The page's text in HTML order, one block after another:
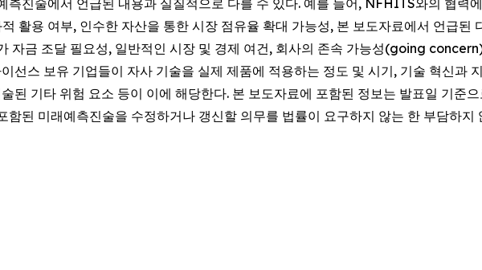
진술에서 언급된 내용과 실질적으로 다를 수 있다. 예를 들어, NFHITS와의 협력
활용 여부, 인수한 자산을 통한 시장 점유율 확대 가능성, 본 보도자료에서 언급된
자금 조달 필요성, 일반적인 시장 및 경제 여건, 회사의 존속 가능성(going
선스 보유 기업들이 자사 기술을 실제 제품에 적용하는 정도 및 시기, 기술 혁신과
된 기타 위험 요소 등이 이에 해당한다. 본 보도자료에 포함된 정보는 발표일 기준
된 미래예측진술을 수정하거나 갱신할 의무를 법률이 요구하지 않는 한 부담하지